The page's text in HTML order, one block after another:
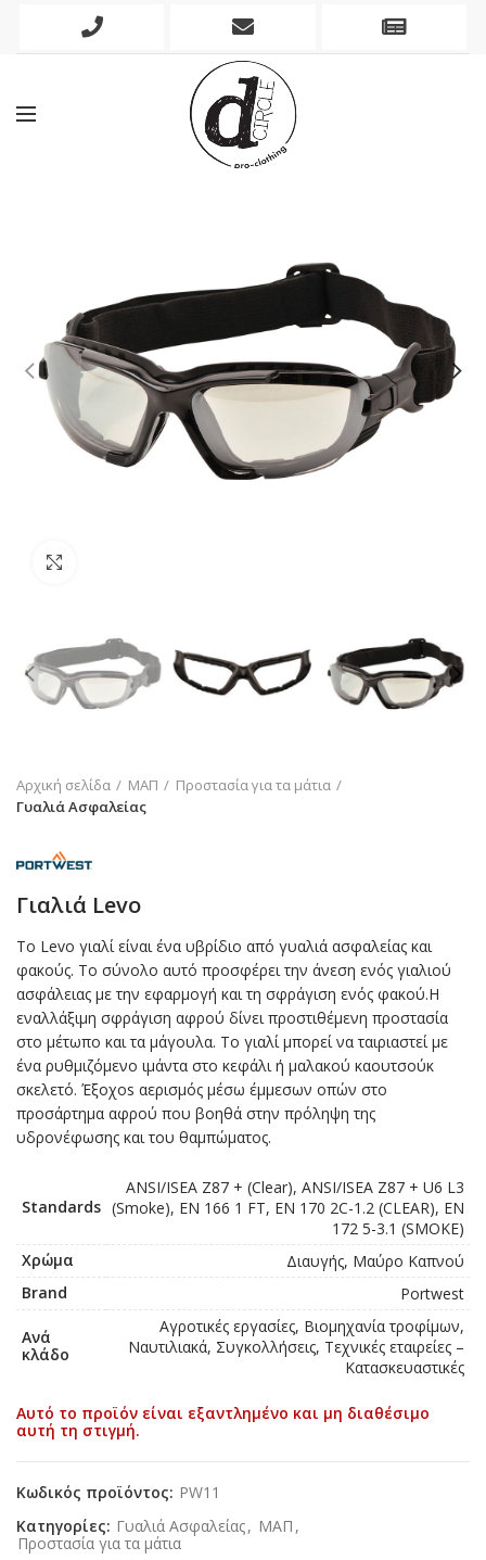
Phone
Mobile
Αρχική σελίδα ΜΑΠ
Προστασία για τα μάτια
Γυαλιά Ασφαλείας
Γιαλιά Levo
Το Levo γιαλί είναι ένα υβρίδιο από γυαλιά ασφαλείας και
φακούς. Το σύνολο αυτό προσφέρει την άνεση ενός γιαλιού
ασφάλειας με την εφαρμογή και τη σφράγιση ενός φακού.Η
εναλλάξιμη σφράγιση αφρού δίνει προστιθέμενη προστασία
στο μέτωπο και τα μάγουλα. Το γιαλί μπορεί να ταιριαστεί με
ένα ρυθμιζόμενο ιμάντα στο κεφάλι ή μαλακού καουτσούκ
σκελετό. Έξοχοs αερισμός μέσω έμμεσων οπών στο
προσάρτημα αφρού που βοηθά στην πρόληψη της
υδρονέφωσης και του θαμπώματος.
Standards
ANSI/ISEA Z87 + (Clear), ANSI/ISEA Z87 + U6 L3
(Smoke), EN 166 1 FT, EN 170 2C-1.2 (CLEAR), EN
172 5-3.1 (SMOKE)
Χρώμα
Διαυγής, Μαύρο Καπνού
Brand
Portwest
Ανά
κλάδο
Αγροτικές εργασίες, Βιομηχανία τροφίμων,
Ναυτιλιακά, Συγκολλήσεις, Τεχνικές εταιρείες –
Κατασκευαστικές
Αυτό το προϊόν είναι εξαντλημένο και μη διαθέσιμο
αυτή τη στιγμή.
Κωδικός προϊόντος: PW11
Κατηγορίες: Γυαλιά Ασφαλείας, ΜΑΠ ,
Προστασία για τα μάτια